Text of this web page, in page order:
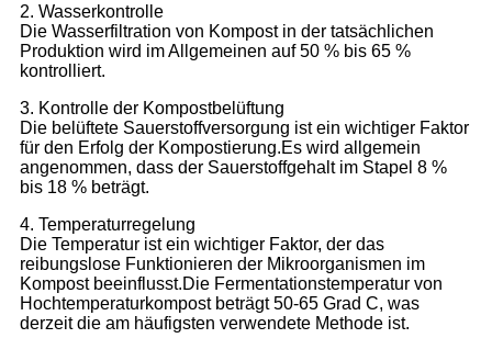
2. Wasserkontrolle
Die Wasserfiltration von Kompost in der tatsächlichen
Produktion wird im Allgemeinen auf 50 % bis 65 %
kontrolliert.
3. Kontrolle der Kompostbelüftung
Die belüftete Sauerstoffversorgung ist ein wichtiger Faktor
für den Erfolg der Kompostierung.Es wird allgemein
angenommen, dass der Sauerstoffgehalt im Stapel 8 %
bis 18 % beträgt.
4. Temperaturregelung
Die Temperatur ist ein wichtiger Faktor, der das
reibungslose Funktionieren der Mikroorganismen im
Kompost beeinflusst.Die Fermentationstemperatur von
Hochtemperaturkompost beträgt 50-65 Grad C, was
derzeit die am häufigsten verwendete Methode ist.